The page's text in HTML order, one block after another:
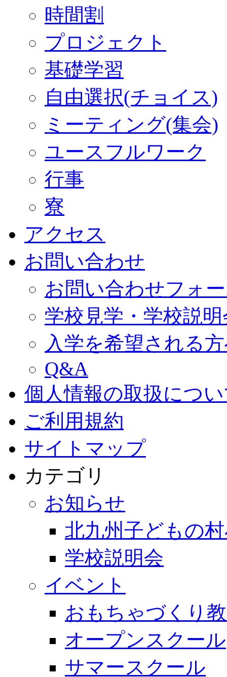
時間割
プロジェクト
基礎学習
自由選択(チョイス)
ミーティング(集会)
ユースフルワーク
行事
寮
アクセス
お問い合わせ
お問い合わせフォ
学校見学・学校説明
入学を希望される
Q&A
個人情報の取扱につ
ご利用規約
サイトマップ
カテゴリ
お知らせ
北九州子どもの
学校説明会
イベント
おもちゃづくり
オープンスクール
サマースクール